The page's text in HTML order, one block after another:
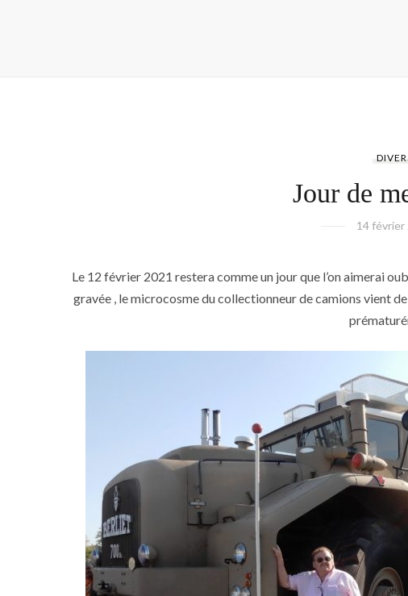
Jour de
14 février
Le 12 février 2021 restera comme un jour que l’on aimerai
gravée , le microcosme du collectionneur de camions vient